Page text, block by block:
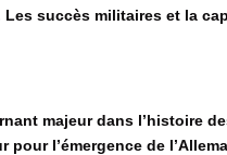
Les succès militaires et la
majeur dans l’histoire
pour l’émergence de